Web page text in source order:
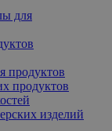
для
продуктов
продуктов
изделий